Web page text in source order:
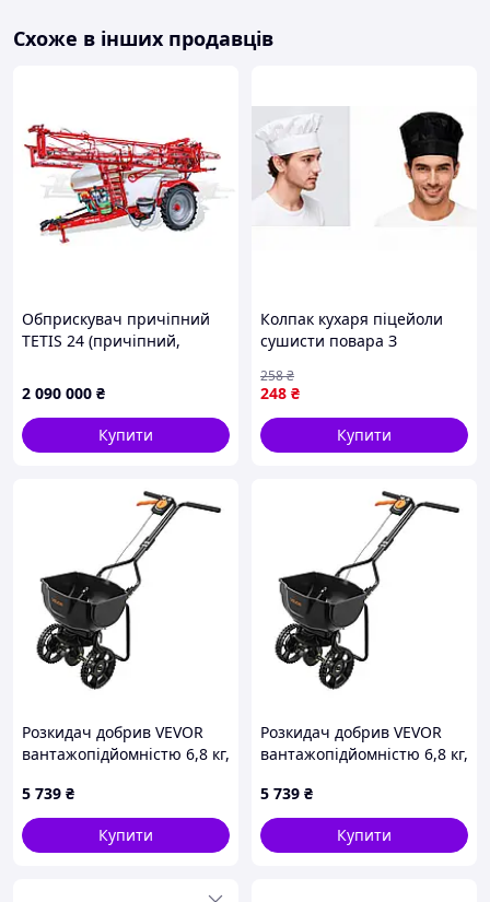
Схоже в інших продавців
Обприскувач причіпний
TETIS 24 (причіпний,
ready Seletron, довжина
штанги 24 м, об'єм бака
3200 л)
2 090 000 ₴
Купити
Колпак кухаря піцейоли
сушисти повара З
248 ₴
258₴
Купити
Розкидач добрив VEVOR
вантажопідйомністю 6,8 кг,
роторний розкидач із
шинами 25,4 см,
регульована швидкість
5 739 ₴
Купити
Розкидач добрив VEVOR
вантажопідйомністю 6,8 кг,
роторний розкидач із
шинами 25,4 см,
регульована швидкість
5 739 ₴
Купити